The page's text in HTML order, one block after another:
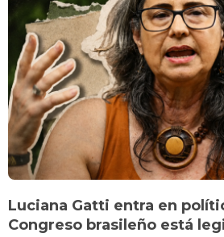
Luciana Gatti entra en
Congreso brasileño está